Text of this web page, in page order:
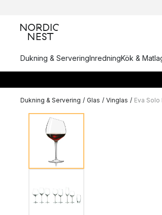
Dukning & ServeringInredningKök &
Dukning & Servering / Glas / Vinglas / Eva